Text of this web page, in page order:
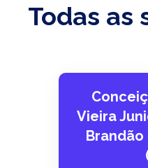
Todas as
Vieira
Brandão